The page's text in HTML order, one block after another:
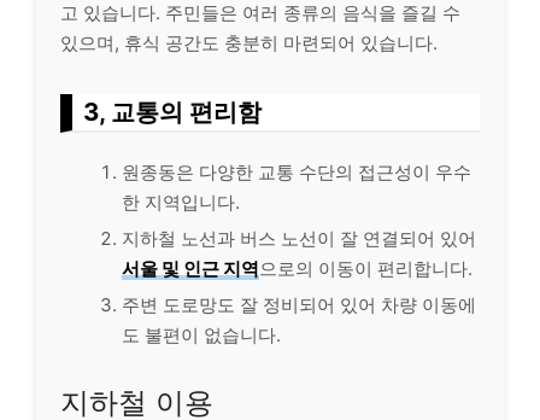
고 있습니다. 주민들은 여러 종류의 음식을 즐길 수
있으며, 휴식 공간도 충분히 마련되어 있습니다.
3, 교통의 편리함
원종동은 다양한 교통 수단의 접근성이 우수
한 지역입니다.
지하철 노선과 버스 노선이 잘 연결되어 있어
서울 및 인근 지역으로의 이동이 편리합니다.
주변 도로망도 잘 정비되어 있어 차량 이동에
도 불편이 없습니다.
지하철 이용